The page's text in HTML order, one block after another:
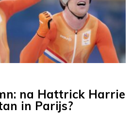
Column
na Hattrick Harrie
in Parijs?